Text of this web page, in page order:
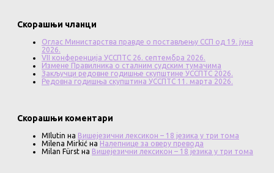
Скорашњи чланци
Оглас Министарства правде о постављењу ССП од 19. јуна
2026.
VII конференција УССПТС 26. септембра 2026.
Измене Правилника о сталним судским тумачима
Закључци редовне годишње скупштине УССПТС 2026.
Редовна годишња скупштина УССПТС 11. марта 2026.
Скорашњи коментари
MIlutin на Вишејезични лексикон – 18 језика у три тома
Milena Mirkić на Налепнице за оверу превода
Milan Fürst на Вишејезични лексикон – 18 језика у три тома